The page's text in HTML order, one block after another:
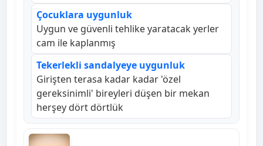
Çocuklara uygunluk
Uygun ve güvenli tehlike yaratacak yerler
cam ile kaplanmış
Tekerlekli sandalyeye uygunluk
Girişten terasa kadar kadar 'özel
gereksinimli' bireyleri düşen bir mekan
herşey dört dörtlük